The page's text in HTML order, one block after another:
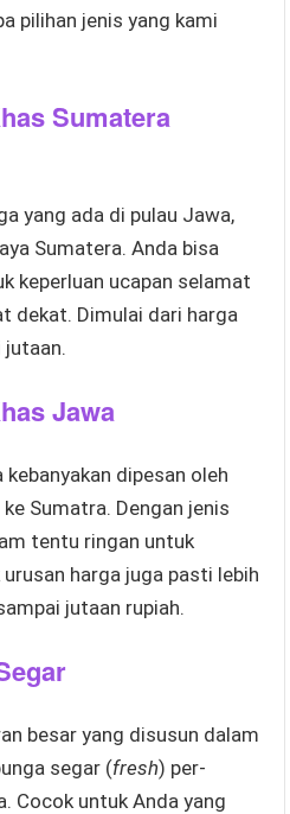
pilihan jenis yang kami
Sumatera
yang ada di pulau Jawa,
Sumatera. Anda bisa
keperluan ucapan selamat
dekat. Dimulai dari harga
Jawa
dipesan oleh
Sumatra. Dengan jenis
tentu ringan untuk
harga juga pasti lebih
jutaan rupiah.
besar yang disusun dalam
segar (fresh) per-
Cocok untuk Anda yang